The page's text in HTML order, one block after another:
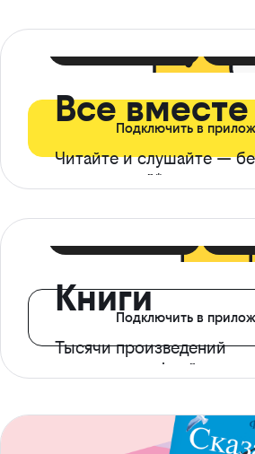
Все вместе
Читайте и слушайте —
ограничений*
Подключить в
Книги
Тысячи произведений
с доступом офлайн
Подключить в